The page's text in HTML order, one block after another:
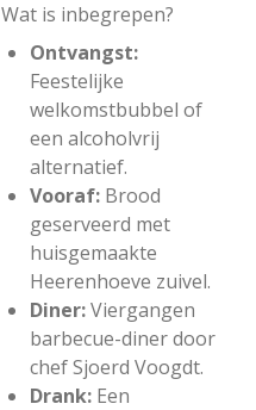
Wat is inbegrepen?
Ontvangst:
Feestelijke
welkomstbubbel of
een alcoholvrij
alternatief.
Vooraf: Brood
geserveerd met
huisgemaakte
Heerenhoeve zuivel.
Diner:Viergangen
barbecue-diner door
chef Sjoerd Voogdt.
Drank: Een